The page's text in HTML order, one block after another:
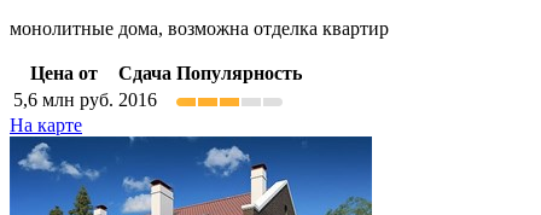
монолитные дома, возможна отделка квартир
Цена от Сдача Популярность
5,6 млн руб. 2016
На карте